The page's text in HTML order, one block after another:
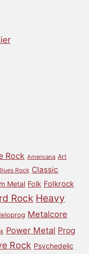
Rock Americana Art
Rock Classic
Metal Folk Folkrock
Rock Heavy
Metalcore
Power Metal Prog
Rock Psychedelic